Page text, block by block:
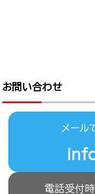
お問い合わせ
メール
電話受付